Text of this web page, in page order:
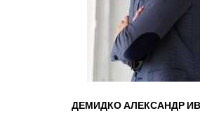
ДЕМИДКО АЛЕКСАНДР